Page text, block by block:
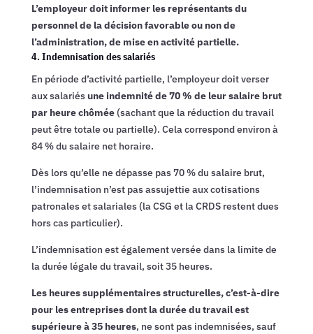
L’employeur doit informer les représentants du
personnel de la décision favorable ou non de
l’administration, de mise en activité partielle.
4. Indemnisation des salariés
En période d’activité partielle, l’employeur doit verser
aux salariésune indemnité de 70 % de leur salaire brut
par heure chômée (sachant que la réduction du travail
peut être totale ou partielle). Cela correspond environ à
84 % du salaire net horaire.
Dès lors qu’elle ne dépasse pas 70 % du salaire brut,
l’indemnisation n’est pas assujettie aux cotisations
patronales et salariales (la CSG et la CRDS restent dues
hors cas particulier).
L’indemnisation est également versée dans la limite de
la durée légale du travail, soit 35 heures.
Les heures supplémentaires structurelles, c’est-à-dire
pour les entreprises dont la durée du travail est
supérieure à 35 heures, ne sont pas indemnisées, sauf